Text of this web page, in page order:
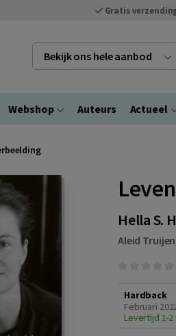
Gratis
Bekijk ons hele aanbod
Webshop Auteurs Actueel
Hella S.
Aleid
Hardback
Februari
Levertijd 1-